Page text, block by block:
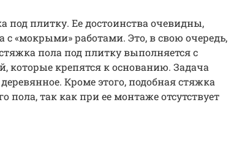
под плитку. Ее достоинства очевидны,
с «мокрыми» работами. Это, в свою очередь,
пола под плитку выполняется с
крепятся к основанию. Задача
Кроме этого, подобная стяжка
пола, так как при ее монтаже отсутствует